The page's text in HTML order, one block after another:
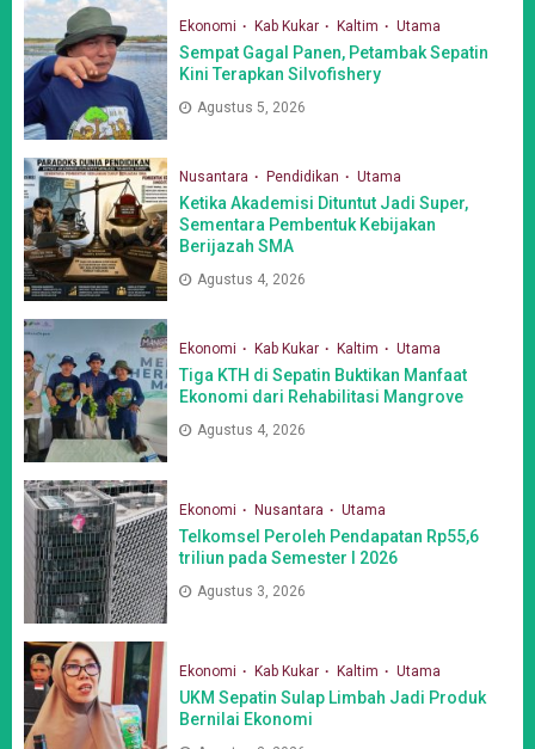
Ekonomi Kab Kukar Kaltim Utama
Sempat Gagal Panen, Petambak Sepatin
Kini Terapkan Silvofishery
Agustus 5, 2026
Nusantara Pendidikan Utama
Ketika Akademisi Dituntut Jadi Super,
Sementara Pembentuk Kebijakan
Berijazah SMA
Agustus 4, 2026
Ekonomi Kab Kukar Kaltim Utama
Tiga KTH di Sepatin Buktikan Manfaat
Ekonomi dari Rehabilitasi Mangrove
Agustus 4, 2026
Ekonomi Nusantara Utama
Telkomsel Peroleh Pendapatan Rp55,6
triliun pada Semester I 2026
Agustus 3, 2026
Ekonomi Kab Kukar Kaltim Utama
UKM Sepatin Sulap Limbah Jadi Produk
Bernilai Ekonomi